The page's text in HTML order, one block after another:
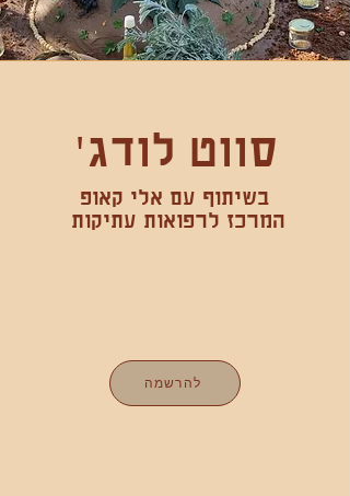
'סווט לודג
בשיתוף עם אלי קאופ
המרכז לרפואות עתיקות
להרשמה